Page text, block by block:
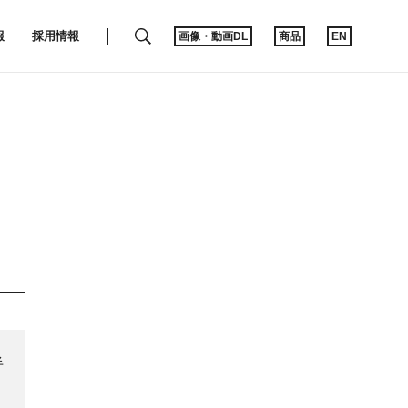
採用情報 SEARCH画像・動画DL 商品 EN